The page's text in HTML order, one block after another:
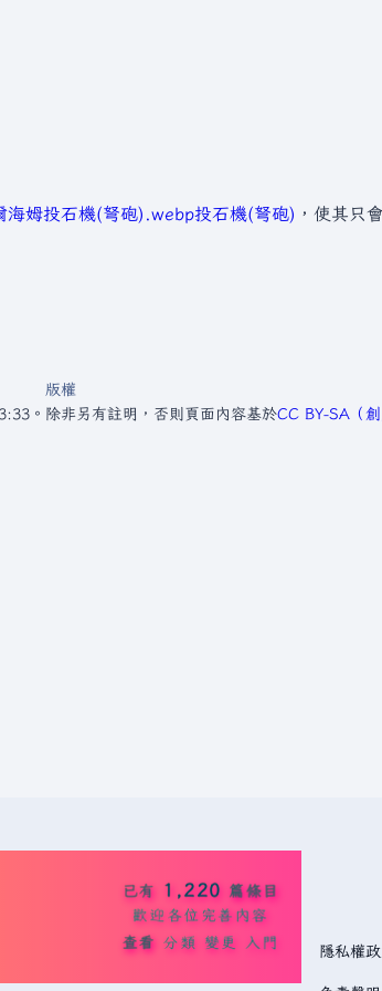
海姆投石機(弩砲).webp投石機(弩砲) ，使其只
。
版權
除非另有註明，否則頁面內容基於CC BY-SA（
已有 1,220 篇條目
歡迎各位完善內容
查看 分類 變更 入門 隱私權